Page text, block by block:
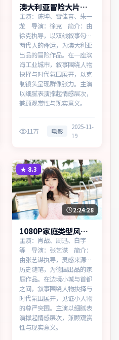
澳大利亚冒险大片迷
城边界无广告观看
主演：陈坤、雷佳音、朱一
龙 导演：徐克 简介：由
徐克执导，以双线叙事勾连
两代人的命运，为澳大利亚
出品的冒险作品。在一座滨
海工业城市，叙事围绕人物
抉择与时代氛围展开，以克
制镜头呈现群像张力。主演
以细腻表演撑起情感层次，
兼顾观赏性与现实意义。
11万 电影
2025-11-
19
★ 8.3
2:24:28
1080P家庭类型风暴
档案同步追剧
主演：肖战、周迅、白宇
等 导演：张艺谋 简介：
由张艺谋执导，灵感来源于
历史随笔，为德国出品的家
庭作品。在边境小城与首都
之间，叙事围绕人物抉择与
时代氛围展开，见证小人物
的尊严突围。主演以细腻表
演撑起情感层次，兼顾观赏
性与现实意义。